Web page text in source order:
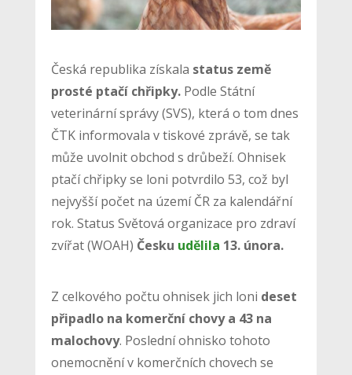
Česká republika získala status země
prosté ptačí chřipky.Podle Státní
veterinární správy (SVS), která o tom dnes
ČTK informovala v tiskové zprávě, se tak
může uvolnit obchod s drůbeží. Ohnisek
ptačí chřipky se loni potvrdilo 53, což byl
nejvyšší počet na území ČR za kalendářní
rok. Status Světová organizace pro zdraví
zvířat (WOAH) Česku udělila 13. února.
Z celkového počtu ohnisek jich loni deset
připadlo na komerční chovy a 43 na
malochovy. Poslední ohnisko tohoto
onemocnění v komerčních chovech se